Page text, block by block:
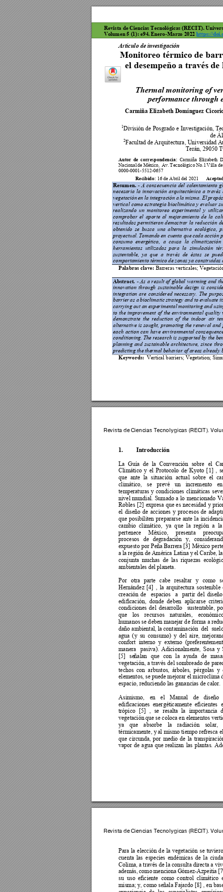
     Revista de Cien
cias Tecnológicas (RECIT). Un
     Volumen 5 (1): e94
. Enero-Marzo 2022 https://do
Articulo de investigación
Monitoreo térmico de
el desempeño a través
Thermal monitoring of
performance through
Carmiña Elizabeth Domínguez
1División de Posgrado e Investigación,
de
2Facultad de Arquitectura, Universidad
Terán, 29050
Autor de correspondencia: Carmiña Elizabeth
Nacional de México, Av. Tecnológico No.1 Villa
0000-0001-5512-0657
Recibido: 16 de Abril del 2021
Resumen. - A consecuencia del calentamiento
necesaria la innovación arquitectónica a través
vegetación en la integración a la misma. El
vertical como estrategia bioclimática y evaluar
realizando un monitoreo experimental y
comprobar el aporte al mejoramiento de la
resultados permitieron demostrar la reducción
obtenido se busca una alternativa ecológica,
proyectual. Tomando en cuenta que cada acción
consumo energético, a causa la climatización
herramientas utilizadas para la simulación
sustentable, ya que a través de éstas se
comportamiento térmico de zonas ya construidas
Palabras clave: Barreras verticales;
Abstract. - As a result of global warming and t
innovation through sustainable design is
integration are considered necessary. The
barrier as abioclimatic strategy and to evaluate
carrying out an experimental monitoring and us
to the improvement of the environmental quality
demonstrate the reduction of the indoor air
alternative is sought, promoting the renewal and
each action can have environmental
conditioning. The research is supported by the
planning and sustainable architecture, since
predicting the thermal behavior of areas already
Keywords:
  Vertic
al barriers; Vegetation; Sim
Revista de Ciencias Tecnológicas (RECIT).
1. Introducción
La Guía de la Convención sobre el
Climático y el Protocolo de Kyoto [1] ,
que ante la situación actual sobre el
climático,
se prevé un incremento
temperaturas y condiciones climáticas s
nivel mundial. Sumado a lo mencionado V
Robles [2] expresa que es necesidad y
el diseño de acciones y procesos de
que posibiliten prepararse ante la
cambio climático, ya que la región a
pertenece
México, presenta
procesos de degradación y,
expuesto por Peña Barrera [3] México
a la región de América Latina yel Caribe,
conjunta muchas de las riquezas
ambientales del planeta.
Por otra parte cabe resaltar y como
Hernández [4] , la arquitectura sostenible
creación de espacios a partir del
edificación, donde deben aplicarse
condiciones del desarrollo sustentable,
que
los recursos naturales,
humanos se deben manejar de forma a
daño ambiental, la contaminación  del  sue
agua (y su consumo) y del aire,
confort interno y externo
manera pasiva). Adicionalmente, Sosa y
[5] señalan que con la ayuda de
vegetación, a través del sombreado de
techos con arbustos, árboles, pérgolas y
elementos, se puede mejorar el microclima
espacio, reduciendo las ganancias de calor.
Asimismo,
en el Manual de
diseño
edificaciones energéticamente eficientes
trópico [5] , se resalta la importancia
vegetación que se coloca en elementos
ya
que absorbe la radiación
solar,
térmicamente, y al mismo tiempo refresca
que circunda, por medio de la
vapor de agua que realizan las plantas.
Revista de Ciencias Tecnológicas (RECIT).
Para la elección de la vegetación se
cuenta las especies endémicas de la
Colima, a través de la consulta directa a
además, como menciona Gómez-Azpeitia
su uso eficiente como control climático
misma; y, como señala Fajardo [8] , en